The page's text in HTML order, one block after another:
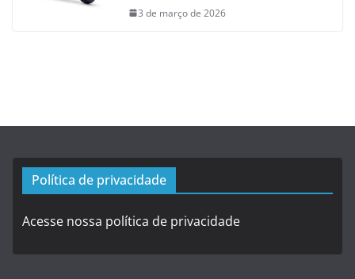
3 de março de 2026
Política de privacidade
Acesse nossa política de privacidade